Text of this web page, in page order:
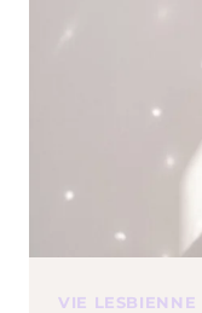
VIE LESBIENNE